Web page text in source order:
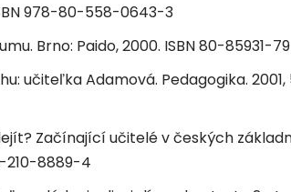
978-80-558-0643-3
Brno: Paido, 2000. ISBN 80-85931-
učiteľka Adamová. Pedagogika. 2001,
Začínající učitelé v českých
210-8889-4